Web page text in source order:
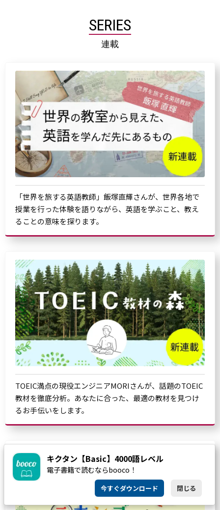
SERIES
連載
「世界を旅する英語教師」飯塚直輝さんが、世界各地で
授業を行った体験を語りながら、英語を学ぶこと、教え
ることの意味を探ります。
TOEIC満点の現役エンジニアMORIさんが、話題のTOEIC
教材を徹底分析。あなたに合った、最適の教材を見つけ
るお手伝いをします。
キクタン【Basic】4000語レベル
電子書籍で読むならbooco！
今すぐダウンロード 閉じる